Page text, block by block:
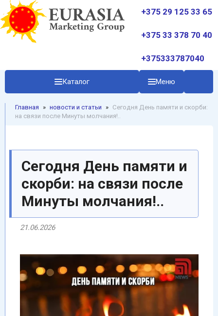
+375 29 125 33 65
+375 33 378 70 40
+375333787040
Каталог Меню
Главная » новости и статьи » Сегодня День памяти и скорби:
на связи после Минуты молчания!..
Сегодня День памяти и
скорби: на связи после
Минуты молчания!..
21.06.2026